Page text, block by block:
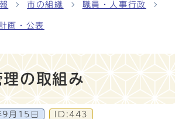
市の組織 職員・人事行政
画・公表
の取組み
月15日 ID:443